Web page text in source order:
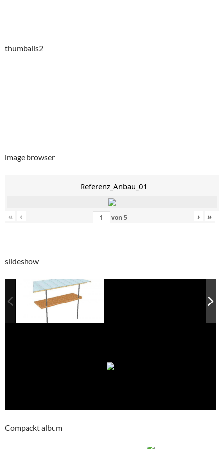
thumbails2
image browser
Referenz_Anbau_01
« ‹ von 5 › »
slideshow
Compackt album